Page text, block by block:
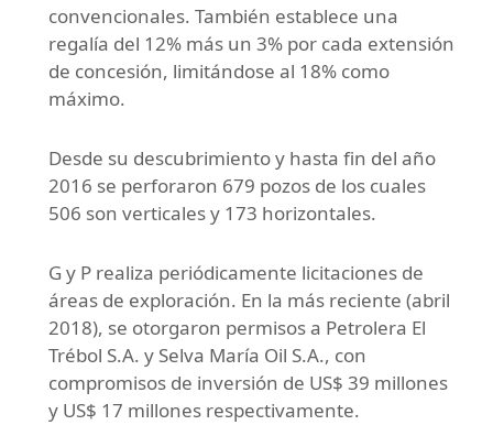
convencionales. También establece una
regalía del 12% más un 3% por cada extensión
de concesión, limitándose al 18% como
máximo.
Desde su descubrimiento y hasta fin del año
2016 se perforaron 679 pozos de los cuales
506 son verticales y 173 horizontales.
G y P realiza periódicamente licitaciones de
áreas de exploración. En la más reciente (abril
2018), se otorgaron permisos a Petrolera El
Trébol S.A. y Selva María Oil S.A., con
compromisos de inversión de US$ 39 millones
y US$ 17 millones respectivamente.